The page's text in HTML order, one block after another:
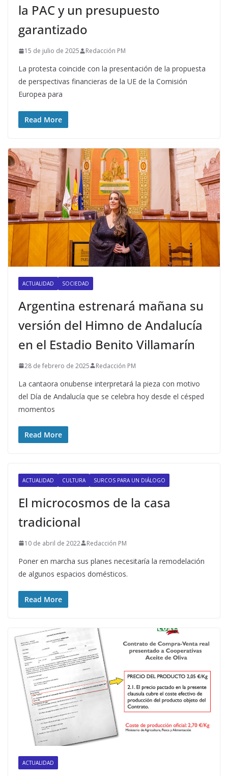
la PAC y un presupuesto
garantizado
15 de julio de 2025 Redacción PM
La protesta coincide con la presentación de la propuesta
de perspectivas financieras de la UE de la Comisión
Europea para
Read More
ACTUALIDAD SOCIEDAD
Argentina estrenará mañana su
versión del Himno de Andalucía
en el Estadio Benito Villamarín
28 de febrero de 2025 Redacción PM
La cantaora onubense interpretará la pieza con motivo
del Día de Andalucía que se celebra hoy desde el césped
momentos
Read More
ACTUALIDAD CULTURA SURCOS PARA UN DIÁLOGO
El microcosmos de la casa
tradicional
10 de abril de 2022 Redacción PM
Poner en marcha sus planes necesitaría la remodelación
de algunos espacios domésticos.
Read More
ACTUALIDAD